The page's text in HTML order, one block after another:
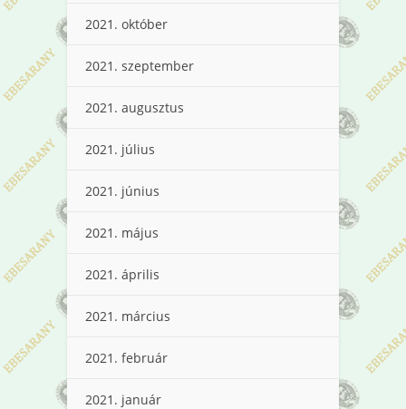
2021. október
2021. szeptember
2021. augusztus
2021. július
2021. június
2021. május
2021. április
2021. március
2021. február
2021. január